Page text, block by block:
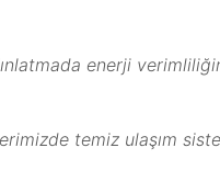
enerji
temiz ulaşım